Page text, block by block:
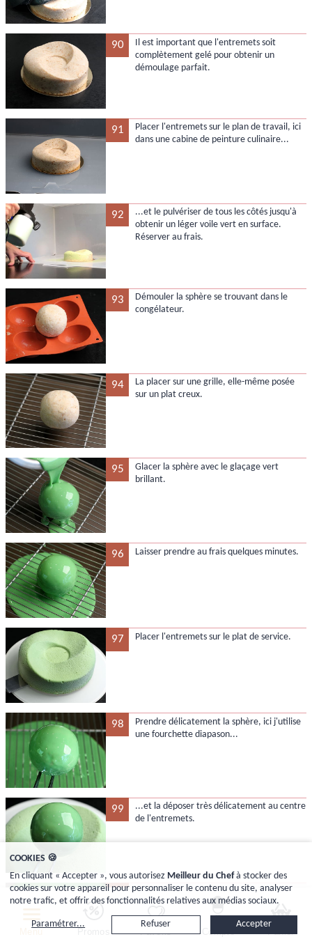
Favoris Compte Panier
90
Il est important que l'entremets soit
complètement gelé pour obtenir un
démoulage parfait.
91
Placer l'entremets sur le plan de travail, ici
dans une cabine de peinture culinaire...
92
...et le pulvériser de tous les côtés jusqu'à
obtenir un léger voile vert en surface.
Réserver au frais.
93
Démouler la sphère se trouvant dans le
congélateur.
94
La placer sur une grille, elle-même posée
sur un plat creux.
95
Glacer la sphère avec le glaçage vert
brillant.
96 Laisser prendre au frais quelques minutes.
97 Placer l'entremets sur le plat de service.
98
Prendre délicatement la sphère, ici j'utilise
une fourchette diapason...
99
...et la déposer très délicatement au centre
de l'entremets.
100 Avec le reste de glaçage vert brillant...
COOKIES 🍪
En cliquant « Accepter », vous autorisez Meilleur du Chefà stocker des
cookies sur votre appareil pour personnaliser le contenu du site, analyser
notre trafic, et offrir des fonctionnalités relatives aux médias sociaux.
Accepter
Refuser
Paramétrer...